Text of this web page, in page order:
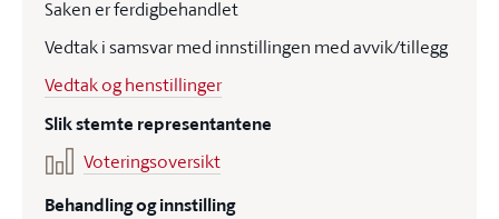
Saken er ferdigbehandlet
Vedtak i samsvar med innstillingen med avvik/tillegg
Vedtak og henstillinger
Slik stemte representantene
Voteringsoversikt
Behandling og innstilling